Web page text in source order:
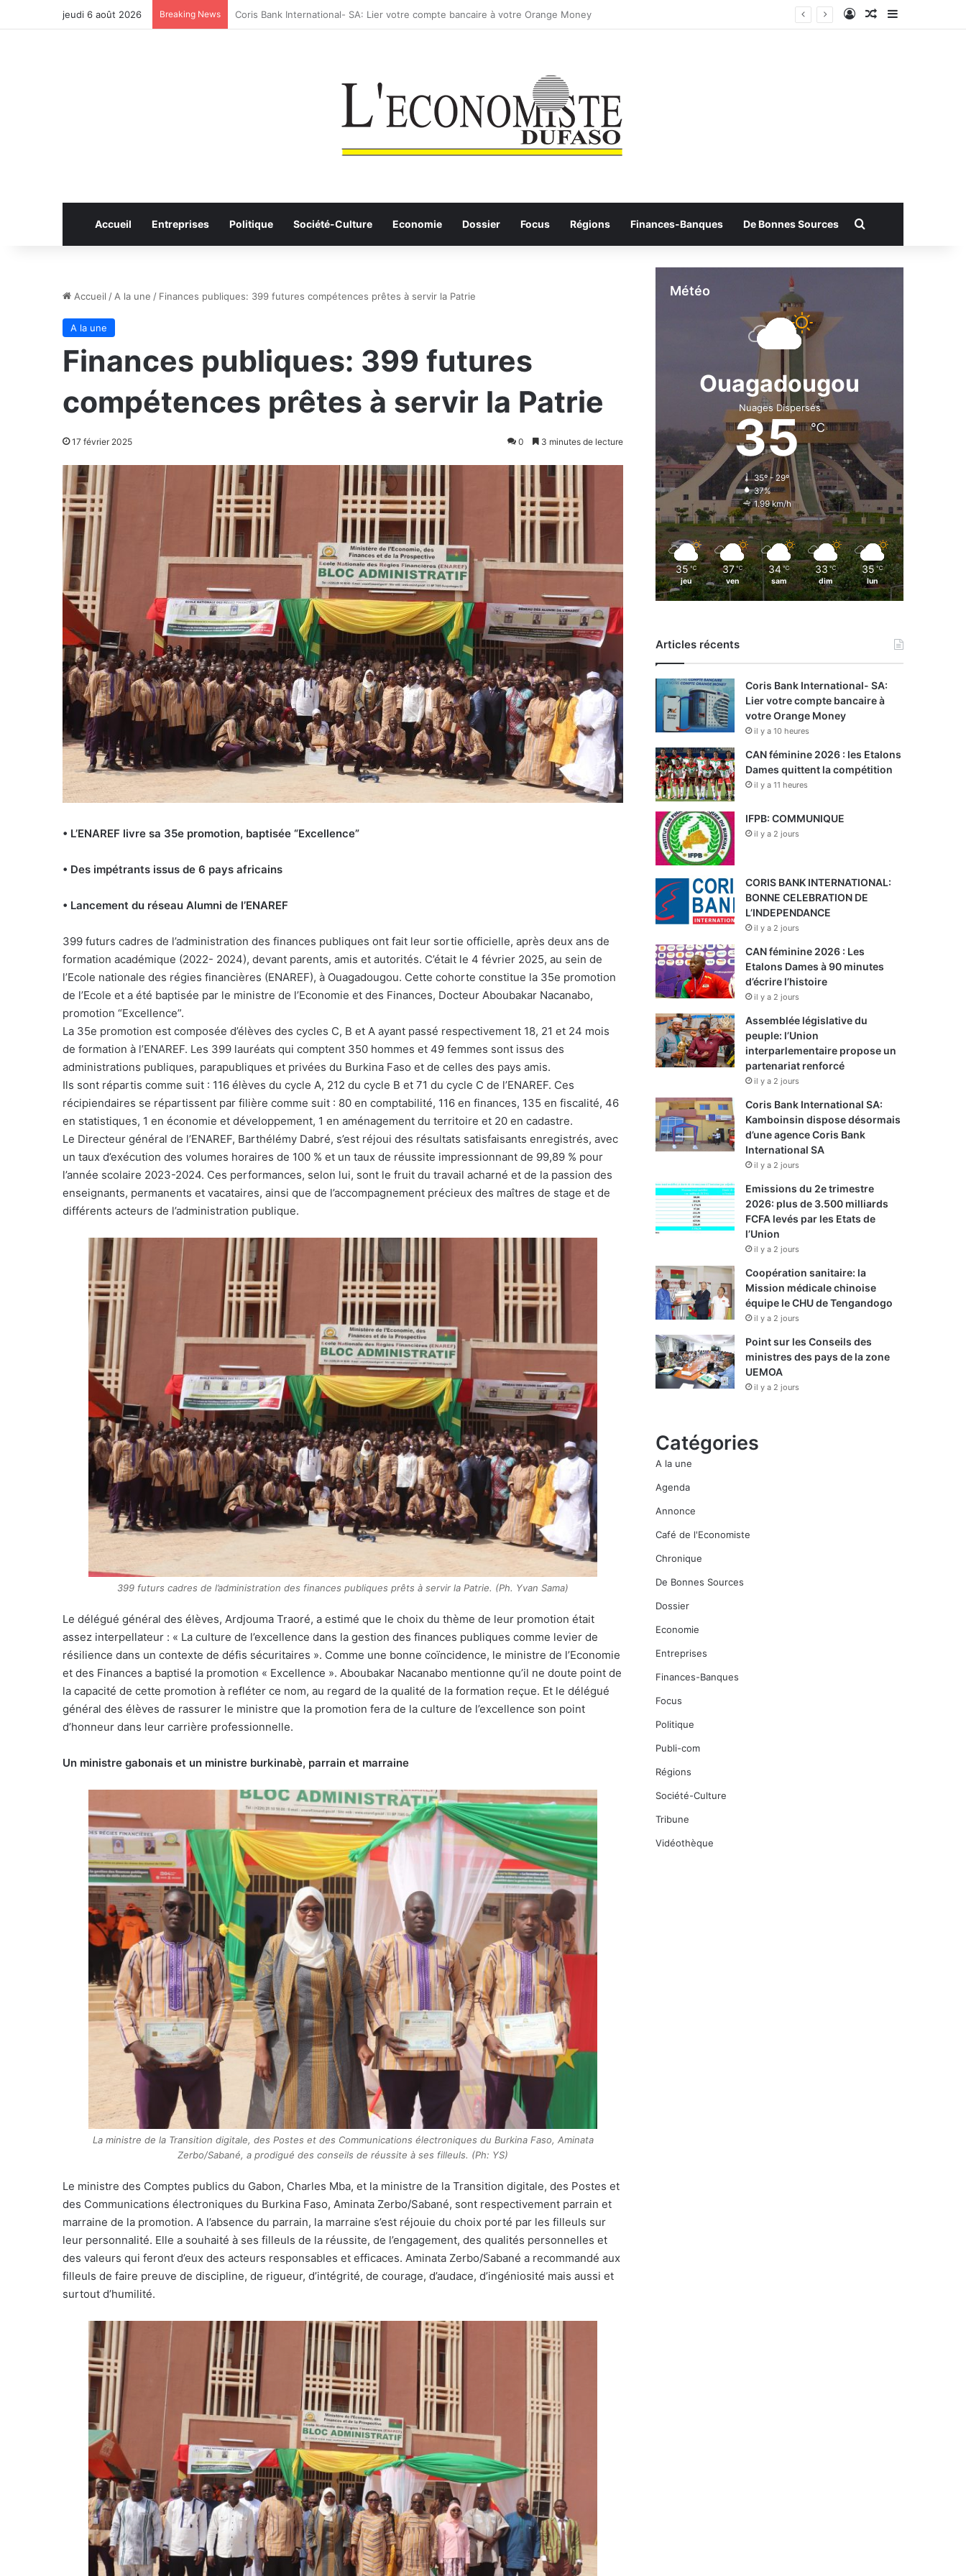
jeudi 6 août 2026 Breaking News CAN féminine 2026 : les Etalons Dames quittent la compétition ConnexionArticle Aléatoire
Accueil Entreprises Politique Société-Culture Economie Dossier Focus Régions Finances-Banques De Bonnes Sources Rechercher
Accueil / A la une / Finances publiques: 399 futures compétences prêtes à servir la Patrie
A la une
Finances publiques: 399 futures
compétences prêtes à servir la Patrie
17 février 2025 0 3 minutes de lecture
• L’ENAREF livre sa 35e promotion, baptisée “Excellence”
• Des impétrants issus de 6 pays africains
• Lancement du réseau Alumni de l’ENAREF
399 futurs cadres de l’administration des finances publiques ont fait leur sortie officielle, après deux ans de
formation académique (2022- 2024), devant parents, amis et autorités. C’était le 4 février 2025, au sein de
l’Ecole nationale des régies financières (ENAREF), à Ouagadougou. Cette cohorte constitue la 35e promotion
de l’Ecole et a été baptisée par le ministre de l’Economie et des Finances, Docteur Aboubakar Nacanabo,
promotion “Excellence”.
La 35e promotion est composée d’élèves des cycles C, B et A ayant passé respectivement 18, 21 et 24 mois
de formation à l’ENAREF. Les 399 lauréats qui comptent 350 hommes et 49 femmes sont issus des
administrations publiques, parapubliques et privées du Burkina Faso et de celles des pays amis.
Ils sont répartis comme suit : 116 élèves du cycle A, 212 du cycle B et 71 du cycle C de l’ENAREF. Ces
récipiendaires se répartissent par filière comme suit : 80 en comptabilité, 116 en finances, 135 en fiscalité, 46
en statistiques, 1 en économie et développement, 1 en aménagement du territoire et 20 en cadastre.
Le Directeur général de l’ENAREF, Barthélémy Dabré, s’est réjoui des résultats satisfaisants enregistrés, avec
un taux d’exécution des volumes horaires de 100 % et un taux de réussite impressionnant de 99,89 % pour
l’année scolaire 2023-2024. Ces performances, selon lui, sont le fruit du travail acharné et de la passion des
enseignants, permanents et vacataires, ainsi que de l’accompagnement précieux des maîtres de stage et de
différents acteurs de l’administration publique.
399 futurs cadres de l’administration des finances publiques prêts à servir la Patrie. (Ph. Yvan Sama)
Le délégué général des élèves, Ardjouma Traoré, a estimé que le choix du thème de leur promotion était
assez interpellateur : « La culture de l’excellence dans la gestion des finances publiques comme levier de
résilience dans un contexte de défis sécuritaires ». Comme une bonne coïncidence, le ministre de l’Economie
et des Finances a baptisé la promotion « Excellence ». Aboubakar Nacanabo mentionne qu’il ne doute point de
la capacité de cette promotion à refléter ce nom, au regard de la qualité de la formation reçue. Et le délégué
général des élèves de rassurer le ministre que la promotion fera de la culture de l’excellence son point
d’honneur dans leur carrière professionnelle.
Un ministre gabonais et un ministre burkinabè, parrain et marraine
La ministre de la Transition digitale, des Postes et des Communications électroniques du Burkina Faso, Aminata
Zerbo/Sabané, a prodigué des conseils de réussite à ses filleuls. (Ph: YS)
Le ministre des Comptes publics du Gabon, Charles Mba, et la ministre de la Transition digitale, des Postes et
des Communications électroniques du Burkina Faso, Aminata Zerbo/Sabané, sont respectivement parrain et
marraine de la promotion. A l’absence du parrain, la marraine s’est réjouie du choix porté par les filleuls sur
leur personnalité. Elle a souhaité à ses filleuls de la réussite, de l’engagement, des qualités personnelles et
des valeurs qui feront d’eux des acteurs responsables et efficaces. Aminata Zerbo/Sabané a recommandé aux
filleuls de faire preuve de discipline, de rigueur, d’intégrité, de courage, d’audace, d’ingéniosité mais aussi et
surtout d’humilité.
Météo
Ouagadougou
Nuages Dispersés
35℃
35º - 29º
37%
1.99 km/h
35 ℃
jeu
37 ℃
ven
34 ℃
sam
33 ℃
dim
35 ℃
lun
Articles récents
Coris Bank International- SA:
Lier votre compte bancaire à
votre Orange Money
il y a 10 heures
CAN féminine 2026 : les Etalons
Dames quittent la compétition
il y a 11 heures
IFPB: COMMUNIQUE
il y a 2 jours
CORIS BANK INTERNATIONAL:
BONNE CELEBRATION DE
L’INDEPENDANCE
il y a 2 jours
CAN féminine 2026 : Les
Etalons Dames à 90 minutes
d’écrire l’histoire
il y a 2 jours
Assemblée législative du
peuple: l’Union
interparlementaire propose un
partenariat renforcé
il y a 2 jours
Coris Bank International SA:
Kamboinsin dispose désormais
d’une agence Coris Bank
International SA
il y a 2 jours
Emissions du 2e trimestre
2026: plus de 3.500 milliards
FCFA levés par les Etats de
l’Union
il y a 2 jours
Coopération sanitaire: la
Mission médicale chinoise
équipe le CHU de Tengandogo
il y a 2 jours
Point sur les Conseils des
ministres des pays de la zone
UEMOA
il y a 2 jours
Catégories
A la une
Agenda
Annonce
Café de l'Economiste
Chronique
De Bonnes Sources
Dossier
Economie
Entreprises
Finances-Banques
Focus
Politique
Publi-com
Régions
Société-Culture
Tribune
Vidéothèque